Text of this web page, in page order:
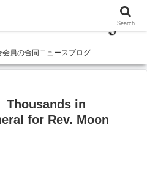
員の合同ニュースブログ
Thousands in
for Rev. Moon
Search